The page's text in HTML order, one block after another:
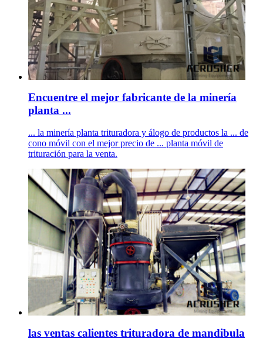
Encuentre el mejor fabricante de la minería
planta ...
... la minería planta trituradora y álogo de productos la ... de
cono móvil con el mejor precio de ... planta móvil de
trituración para la venta.
las ventas calientes trituradora de mandibula